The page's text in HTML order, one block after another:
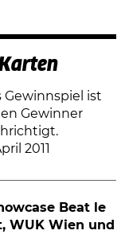
Gewinnspiel ist
Gewinner
2011
Beat le
WUK Wien und